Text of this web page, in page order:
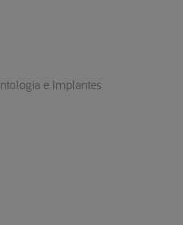
e Implantes